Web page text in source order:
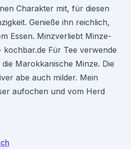
Charakter mit, für diesen
Genieße ihn reichlich,
Essen. Minzverliebt Minze-
kochbar.de Für Tee verwende
Marokkanische Minze. Die
abe auch milder. Mein
aufochen und vom Herd